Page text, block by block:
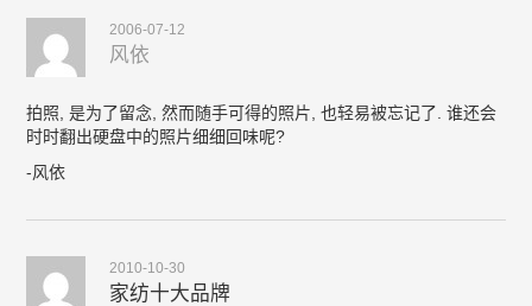
2006-07-12
风依
拍照, 是为了留念, 然而随手可得的照片, 也轻易被忘记了. 谁还会
时时翻出硬盘中的照片细细回味呢?
-风依
2010-10-30
家纺十大品牌